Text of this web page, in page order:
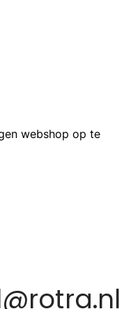
webshop op te